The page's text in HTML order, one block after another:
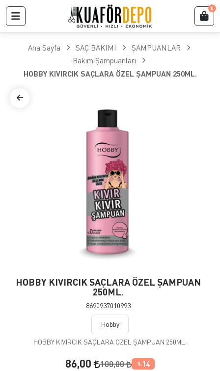
0
Ana Sayfa SAÇ BAKIMI
ŞAMPUANLAR
Bakım Şampuanları
HOBBY KIVIRCIK SAÇLARA ÖZEL ŞAMPUAN 250ML.
HOBBY KIVIRCIK SAÇLARA ÖZEL ŞAMPUAN
250ML.
8690937010993
Hobby
HOBBY KIVIRCIK SAÇLARA ÖZEL ŞAMPUAN 250ML.
86,00 100,00 % 14